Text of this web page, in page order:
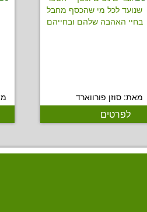
מאת: סוזן פורווארד
לפרטים